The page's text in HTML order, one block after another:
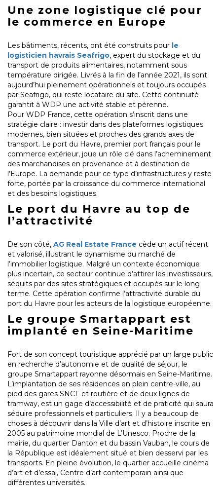
Une zone logistique clé pour
le commerce en Europe
Les bâtiments, récents, ont été construits pour le
logisticien havrais Seafrigo, expert du stockage et du
transport de produits alimentaires, notamment sous
température dirigée. Livrés à la fin de l’année 2021, ils sont
aujourd’hui pleinement opérationnels et toujours occupés
par Seafrigo, qui reste locataire du site. Cette continuité
garantit à WDP une activité stable et pérenne.
Pour WDP France, cette opération s’inscrit dans une
stratégie claire : investir dans des plateformes logistiques
modernes, bien situées et proches des grands axes de
transport. Le port du Havre, premier port français pour le
commerce extérieur, joue un rôle clé dans l’acheminement
des marchandises en provenance et à destination de
l’Europe. La demande pour ce type d’infrastructures y reste
forte, portée par la croissance du commerce international
et des besoins logistiques.
Le port du Havre au top de
l’attractivité
De son côté, AG Real Estate France cède un actif récent
et valorisé, illustrant le dynamisme du marché de
l’immobilier logistique. Malgré un contexte économique
plus incertain, ce secteur continue d’attirer les investisseurs,
séduits par des sites stratégiques et occupés sur le long
terme. Cette opération confirme l’attractivité durable du
port du Havre pour les acteurs de la logistique européenne.
Le groupe Smartappart est
implanté en Seine-Maritime
Fort de son concept touristique apprécié par un large public
en recherche d’autonomie et de qualité de séjour, le
groupe Smartappart rayonne désormais en Seine-Maritime.
L’implantation de ses résidences en plein centre-ville, au
pied des gares SNCF et routière et de deux lignes de
tramway, est un gage d’accessibilité et de praticité qui saura
séduire professionnels et particuliers. Il y a beaucoup de
choses à découvrir dans la Ville d’art et d’histoire inscrite en
2005 au patrimoine mondial de L’Unesco. Proche de la
mairie, du quartier Danton et du bassin Vauban, le cours de
la République est idéalement situé et bien desservi par les
transports. En pleine évolution, le quartier accueille cinéma
d’art et d’essai, Centre d’art contemporain ainsi que
différentes universités.